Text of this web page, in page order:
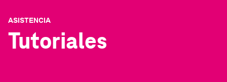
ASISTENCIA
Tutoriales